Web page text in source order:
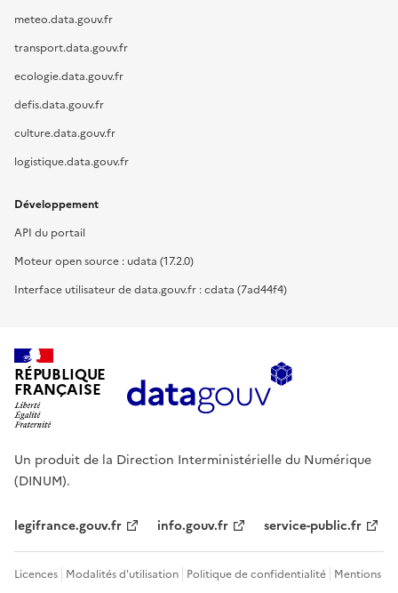
meteo.data.gouv.fr
transport.data.gouv.fr
ecologie.data.gouv.fr
defis.data.gouv.fr
culture.data.gouv.fr
logistique.data.gouv.fr
Développement
API du portail
Moteur open source : udata (17.2.0)
Interface utilisateur de data.gouv.fr : cdata (7ad44f4)
RÉPUBLIQUE
FRANÇAISE
Un produit de la Direction Interministérielle du Numérique
(DINUM).
legifrance.gouv.fr info.gouv.fr service-public.fr
Licences Modalités d'utilisation Politique de confidentialité Mentions